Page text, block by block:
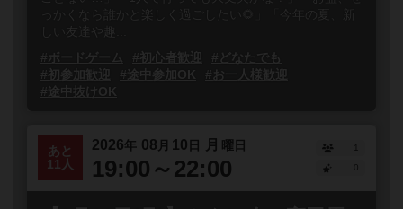
っかくなら誰かと楽しく過ごしたい🌻」「今年の夏、新
しい友達や趣...
#ボードゲーム
#初心者歓迎
#どなたでも
#初参加歓迎
#途中参加OK
#お一人様歓迎
#途中抜けOK
あと
11人
2026年 08 月 10 日 月 曜日
19:00～22:00
1